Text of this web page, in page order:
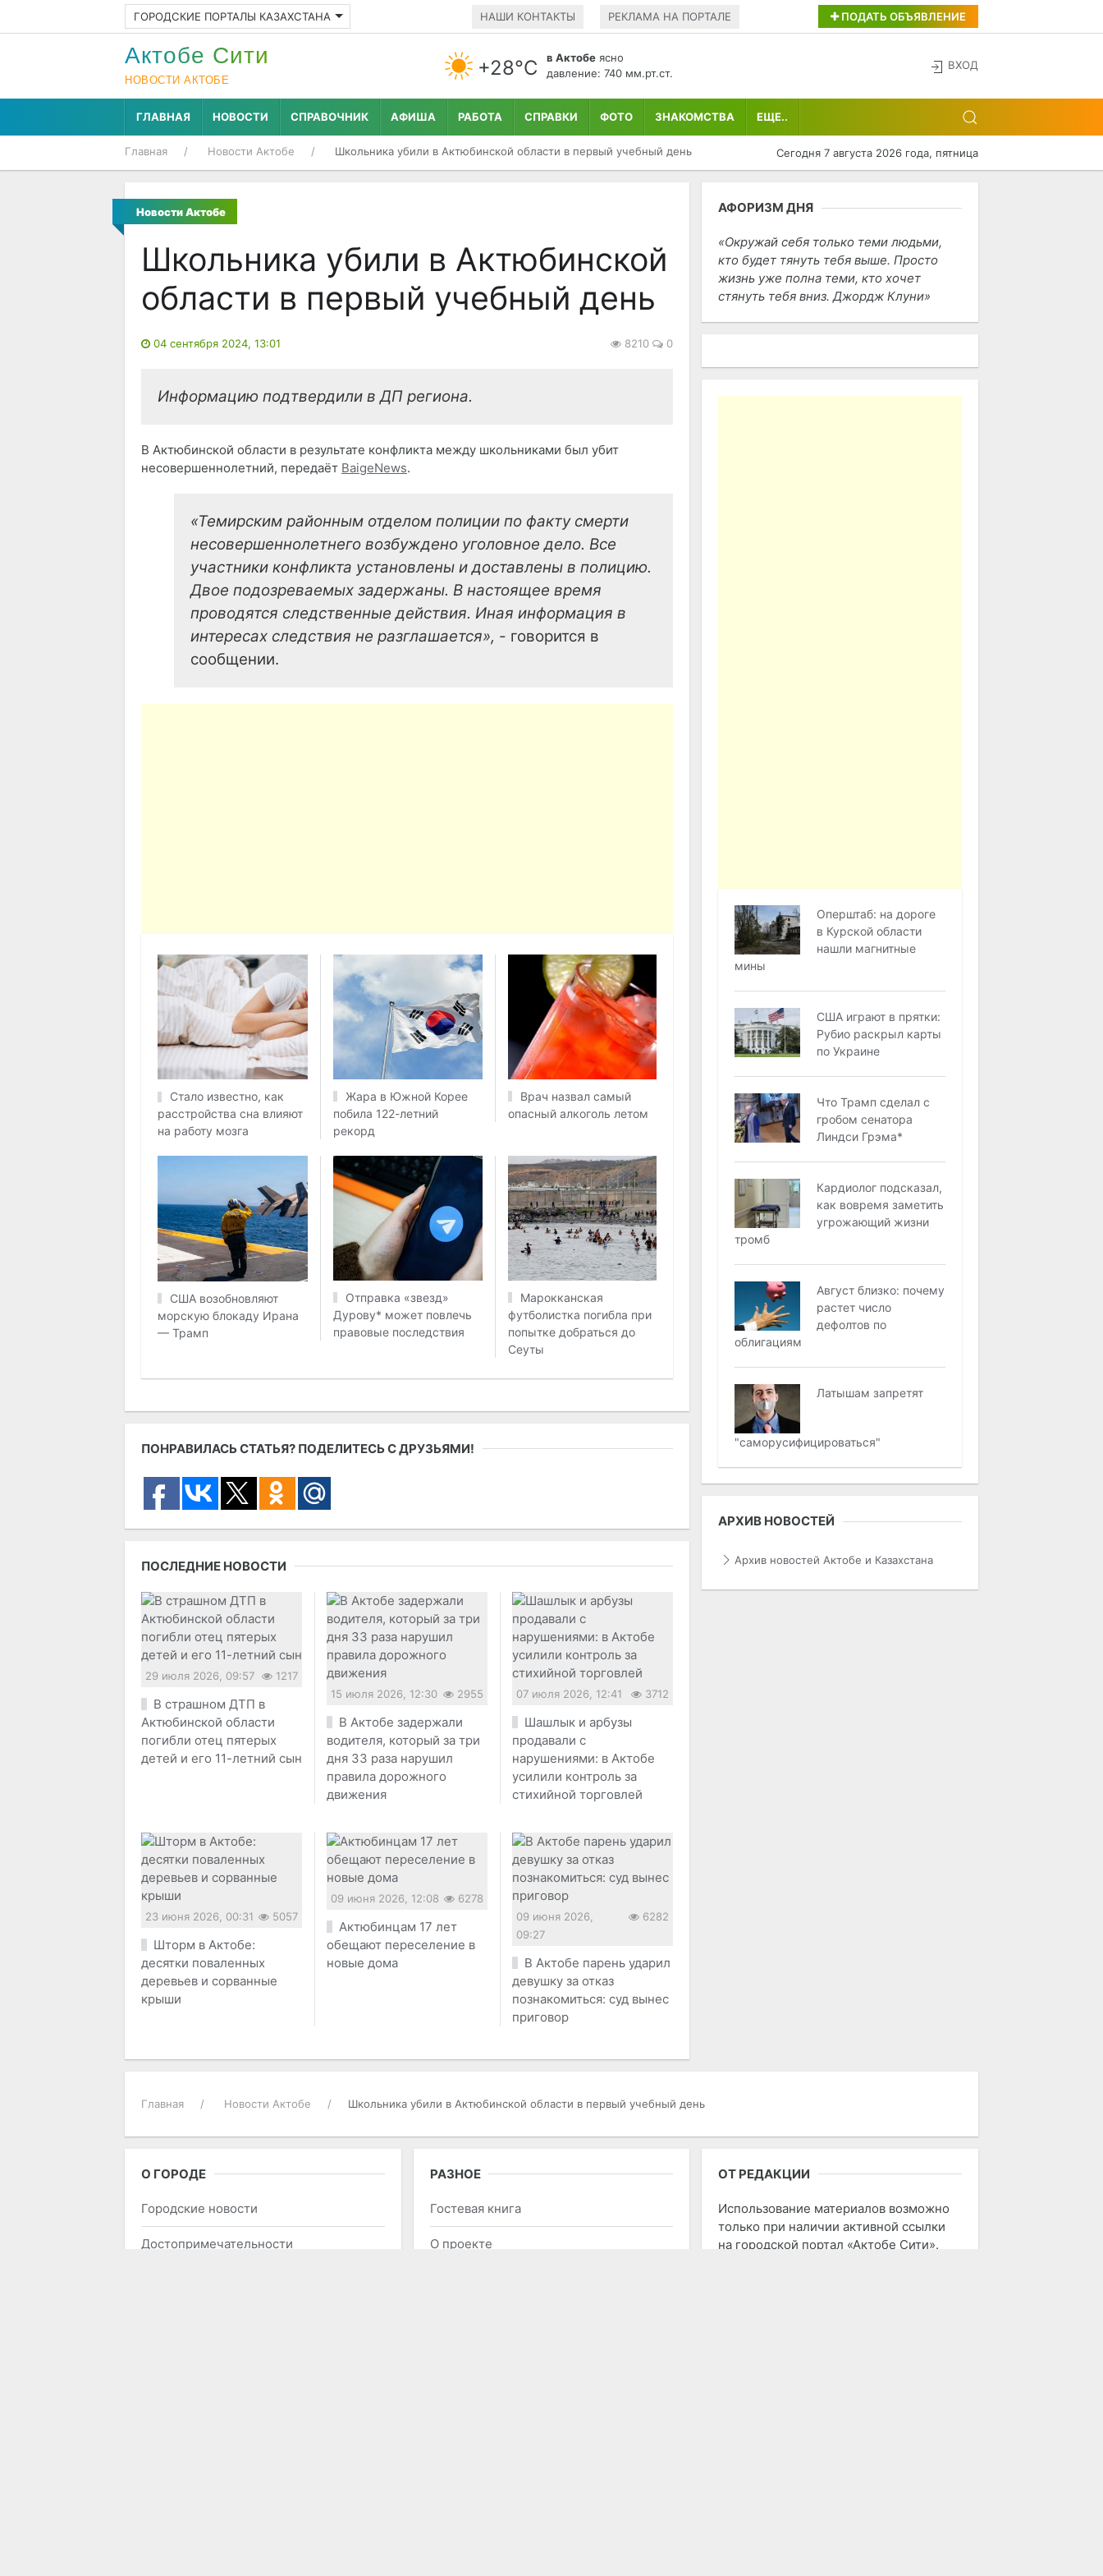
ГОРОДСКИЕ ПОРТАЛЫ КАЗАХСТАНА НАШИ КОНТАКТЫ РЕКЛАМА НА ПОРТАЛЕ ПОДАТЬ ОБЪЯВЛЕНИЕ
Актобе Cити
НОВОСТИ АКТОБЕ
+28°С в Актобе ясно
давление: 740 мм.рт.ст.
ВХОД
ГЛАВНАЯ НОВОСТИ СПРАВОЧНИК АФИША РАБОТА СПРАВКИ ФОТО ЗНАКОМСТВА ЕЩЕ..
Главная Новости Актобе Школьника убили в Актюбинской области в первый учебный день Сегодня 7 августа 2026 года, пятница
Новости Актобе
Школьника убили в Актюбинской
области в первый учебный день
04 сентября 2024, 13:01 8210 0
Информацию подтвердили в ДП региона.
В Актюбинской области в результате конфликта между школьниками был убит
несовершеннолетний, передаёт BaigeNews.
«Темирским районным отделом полиции по факту смерти
несовершеннолетнего возбуждено уголовное дело. Все
участники конфликта установлены и доставлены в полицию.
Двое подозреваемых задержаны. В настоящее время
проводятся следственные действия. Иная информация в
интересах следствия не разглашается», - говорится в
сообщении.
Стало известно, как
расстройства сна влияют
на работу мозга
Жара в Южной Корее
побила 122-летний
рекорд
Врач назвал самый
опасный алкоголь летом
США возобновляют
морскую блокаду Ирана
— Трамп
Отправка «звезд»
Дурову* может повлечь
правовые последствия
Марокканская
футболистка погибла при
попытке добраться до
Сеуты
ПОНРАВИЛАСЬ СТАТЬЯ? ПОДЕЛИТЕСЬ С ДРУЗЬЯМИ!
ПОСЛЕДНИЕ НОВОСТИ
29 июля 2026, 09:57 1217
В страшном ДТП в
Актюбинской области
погибли отец пятерых
детей и его 11-летний сын
15 июля 2026, 12:30 2955
В Актобе задержали
водителя, который за три
дня 33 раза нарушил
правила дорожного
движения
07 июля 2026, 12:41 3712
Шашлык и арбузы
продавали с
нарушениями: в Актобе
усилили контроль за
стихийной торговлей
23 июня 2026, 00:31 5057
Шторм в Актобе:
десятки поваленных
деревьев и сорванные
крыши
09 июня 2026, 12:08 6278
Актюбинцам 17 лет
обещают переселение в
новые дома
09 июня 2026,
09:27
6282
В Актобе парень ударил
девушку за отказ
познакомиться: суд вынес
приговор
АФОРИЗМ ДНЯ
Окружай себя только теми людьми,
кто будет тянуть тебя выше. Просто
жизнь уже полна теми, кто хочет
стянуть тебя вниз. Джордж Клуни
Оперштаб: на дороге
в Курской области
нашли магнитные
мины
США играют в прятки:
Рубио раскрыл карты
по Украине
Что Трамп сделал с
гробом сенатора
Линдси Грэма*
Кардиолог подсказал,
как вовремя заметить
угрожающий жизни
тромб
Август близко: почему
растет число
дефолтов по
облигациям
Латышам запретят
"саморусифицироваться"
АРХИВ НОВОСТЕЙ
Архив новостей Актобе и Казахстана
Главная Новости Актобе Школьника убили в Актюбинской области в первый учебный день
О ГОРОДЕ
Городские новости
Достопримечательности
РАЗНОЕ
Гостевая книга
О проекте
ОТ РЕДАКЦИИ
Использование материалов возможно
только при наличии активной ссылки
на городской портал «Актобе Сити».